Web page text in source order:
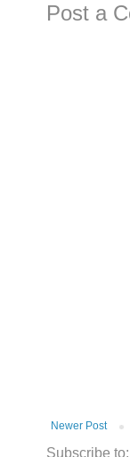
Post a
Newer Post
Subscribe to: